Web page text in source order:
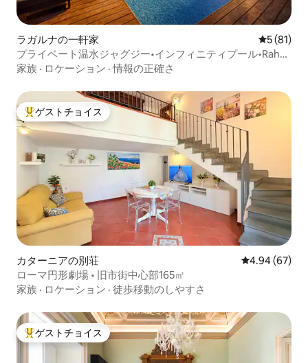
ラガルナの一軒家 レビュー
5 (81)
プライベート温水ジャグジー•インフィニティプール•Rahal
Luxury
家族 · ロケーション ·情報の正確さ
大好評のゲストチョイスです。
ゲストチョイス
カターニアの別荘 レビュー67
4.94 (67)
ローマ円形劇場 • 旧市街中心部165㎡
家族 · ロケーション · 徒歩移動のしやすさ
大好評のゲストチョイスです。
ゲストチョイス